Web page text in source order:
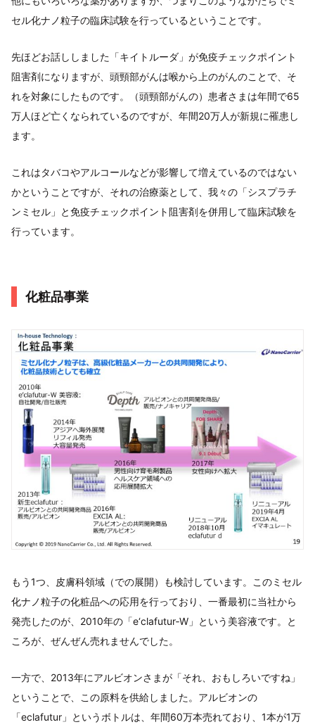
セル化ナノ粒子の臨床試験を行っているということです。
先ほどお話ししました「キイトルーダ」が免疫チェックポイント
阻害剤になりますが、頭頸部がんは喉から上のがんのことで、そ
れを対象にしたものです。（頭頸部がんの）患者さまは年間で65
万人ほど亡くなられているのですが、年間20万人が新規に罹患し
ます。
これはタバコやアルコールなどが影響して増えているのではない
かということですが、それの治療薬として、我々の「シスプラチ
ンミセル」と免疫チェックポイント阻害剤を併用して臨床試験を
行っています。
化粧品事業
もう1つ、皮膚科領域（での展開）も検討しています。このミセル
化ナノ粒子の化粧品への応用を行っており、一番最初に当社から
発売したのが、2010年の「e‘clafutur‐W」という美容液です。と
ころが、ぜんぜん売れませんでした。
一方で、2013年にアルビオンさまが「それ、おもしろいですね」
ということで、この原料を供給しました。アルビオンの
「eclafutur」というボトルは、年間60万本売れており、1本が1万